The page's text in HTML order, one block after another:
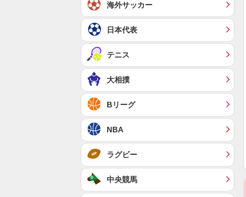
海外サッカー
日本代表
テニス
大相撲
Bリーグ
NBA
ラグビー
中央競馬